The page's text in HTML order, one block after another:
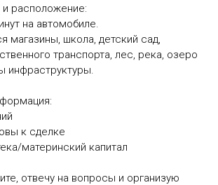
и расположение:
на автомобиле.
магазины, школа, детский сад,
транспорта, лес, река, озеро
инфраструктуры.
к сделке
материнский капитал
отвечу на вопросы и организую